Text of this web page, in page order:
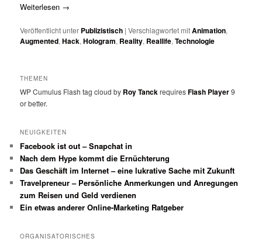
Weiterlesen →
Veröffentlicht unter Publizistisch |Verschlagwortet mitAnimation,
Augmented,Hack,Hologram, Reality, Reallife,Technologie
THEMEN
WP Cumulus Flash tag cloud by Roy TanckrequiresFlash Player9
or better.
NEUIGKEITEN
Facebook ist out – Snapchat in
Nach dem Hype kommt die Ernüchterung
Das Geschäft im Internet – eine lukrative Sache mit Zukunft
Travelpreneur – Persönliche Anmerkungen und Anregungen
zum Reisen und Geld verdienen
Ein etwas anderer Online-Marketing Ratgeber
ORGANISATORISCHES